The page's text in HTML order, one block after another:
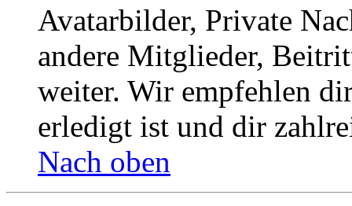
Avatarbilder, Private
andere Mitglieder,
weiter. Wir empfehlen
erledigt ist und dir
Nach oben